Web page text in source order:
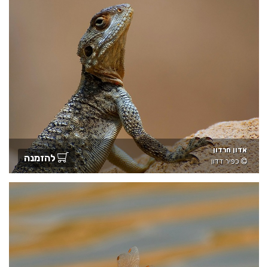
אדון חרדון
כפיר דדון
להזמנה